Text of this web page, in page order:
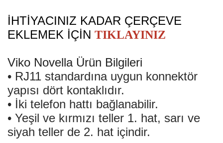
İHTİYACINIZ KADAR ÇERÇEVE
EKLEMEK İÇİN TIKLAYINIZ
Viko Novella Ürün Bilgileri
• RJ11 standardına uygun konnektör
yapısı dört kontaklıdır.
• İki telefon hattı bağlanabilir.
• Yeşil ve kırmızı teller 1. hat, sarı ve
siyah teller de 2. hat içindir.